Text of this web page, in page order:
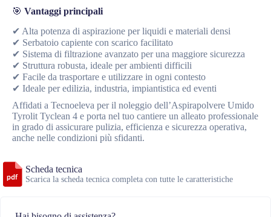
🎯 Vantaggi principali
✔ Alta potenza di aspirazione per liquidi e materiali densi
✔ Serbatoio capiente con scarico facilitato
✔ Sistema di filtrazione avanzato per una maggiore sicurezza
✔ Struttura robusta, ideale per ambienti difficili
✔ Facile da trasportare e utilizzare in ogni contesto
✔ Ideale per edilizia, industria, impiantistica ed eventi
Affidati a Tecnoeleva per il noleggio dell’Aspirapolvere Umido
Tyrolit Tyclean 4 e porta nel tuo cantiere un alleato professionale
in grado di assicurare pulizia, efficienza e sicurezza operativa,
anche nelle condizioni più sfidanti.
Scheda tecnica
Scarica la scheda tecnica completa con tutte le caratteristiche